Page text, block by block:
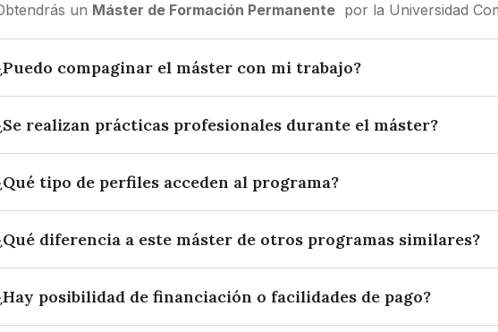
un Máster de Formación Permanentepor la Universidad
compaginar el máster con mi trabajo?
realizan prácticas profesionales durante el máster?
tipo de perfiles acceden al programa?
diferencia a este máster de otros programas similares?
posibilidad de financiación o facilidades de pago?